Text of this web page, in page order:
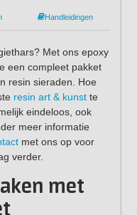
Handleidingen
Met ons epoxy
een compleet pakket
resin sieraden. Hoe
resin art & kunstte
eindeloos, ook
meer informatie
met ons op voor
verder.
met